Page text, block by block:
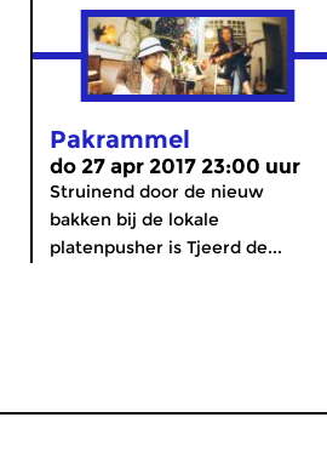
Pakrammel
do 27 apr 2017 23:00 uur
Struinend door de nieuw
bakken bij de lokale
platenpusher is Tjeerd de...